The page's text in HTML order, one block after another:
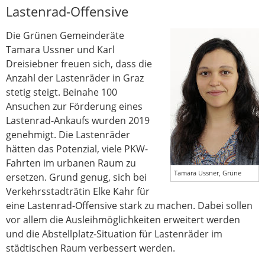
Lastenrad-Offensive
Tamara Ussner, Grüne
Die Grünen Gemeinderäte
Tamara Ussner und Karl
Dreisiebner freuen sich, dass die
Anzahl der Lastenräder in Graz
stetig steigt. Beinahe 100
Ansuchen zur Förderung eines
Lastenrad-Ankaufs wurden 2019
genehmigt. Die Lastenräder
hätten das Potenzial, viele PKW-
Fahrten im urbanen Raum zu
ersetzen. Grund genug, sich bei
Verkehrsstadträtin Elke Kahr für
eine Lastenrad-Offensive stark zu machen. Dabei sollen
vor allem die Ausleihmöglichkeiten erweitert werden
und die Abstellplatz-Situation für Lastenräder im
städtischen Raum verbessert werden.